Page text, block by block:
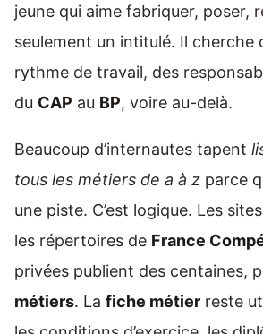
jeune qui aime fabriquer, poser,
seulement un intitulé. Il cherche
rythme de travail, des
du CAP au BP, voire au-delà.
Beaucoup d’internautes tapent
tous les métiers de a à z parce
une piste. C’est logique. Les sites
les répertoires de France
privées publient des centaines,
métiers. La fiche métier reste